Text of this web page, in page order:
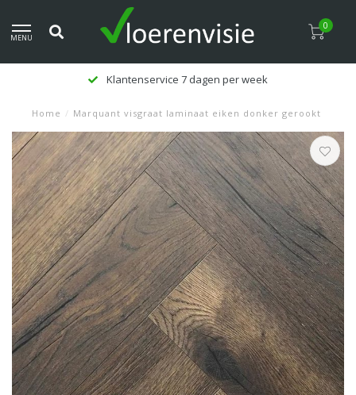
MENU
0
Klantenservice 7 dagen per week
Home / Marquant visgraat laminaat eiken donker gerookt